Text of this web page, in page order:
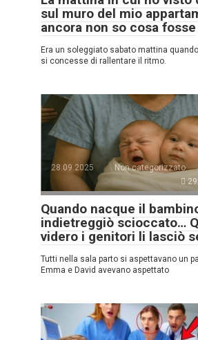
sul muro del mio
ancora non so cosa fosse
Era un soleggiato sabato mattina
si concesse di rallentare il ritmo.
28.09.2025
Non categorizzato
Quando nacque il
indietreggiò scioccato…
videro i genitori li lasciò
Tutti nella sala parto si aspettavano un
Emma e David avevano aspettato